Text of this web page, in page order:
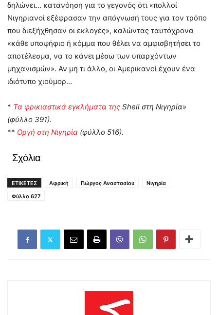
δηλώνει… κατανόηση για το γεγονός ότι «πολλοί
Νιγηριανοί εξέφρασαν την απόγνωσή τους για τον τρόπο
που διεξήχθησαν οι εκλογές», καλώντας ταυτόχρονα
«κάθε υποψήφιο ή κόμμα που θέλει να αμφισβητήσει το
αποτέλεσμα, να το κάνει μέσω των υπαρχόντων
μηχανισμών». Αν μη τι άλλο, οι Αμερικανοί έχουν ένα
ιδιότυπο χιούμορ…
* Τα φρικιαστικά εγκλήματα της Shell στη Νιγηρία»
(φύλλο 391).
** Οργή στη Νιγηρία (φύλλο 516).
Σχόλια
ΕΤΙΚΕΤΕΣ Αφρική Γιώργος Αναστασίου
Νιγηρία
Φύλλο 627